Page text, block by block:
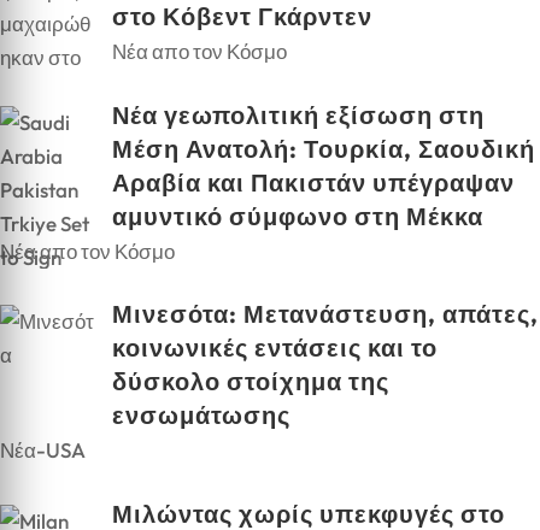
στο Κόβεντ Γκάρντεν
Νέα απο τον Κόσμο
Νέα γεωπολιτική εξίσωση στη
Μέση Ανατολή: Τουρκία, Σαουδική
Αραβία και Πακιστάν υπέγραψαν
αμυντικό σύμφωνο στη Μέκκα
Νέα απο τον Κόσμο
Μινεσότα: Μετανάστευση, απάτες,
κοινωνικές εντάσεις και το
δύσκολο στοίχημα της
ενσωμάτωσης
Νέα-USA
Μιλώντας χωρίς υπεκφυγές στο